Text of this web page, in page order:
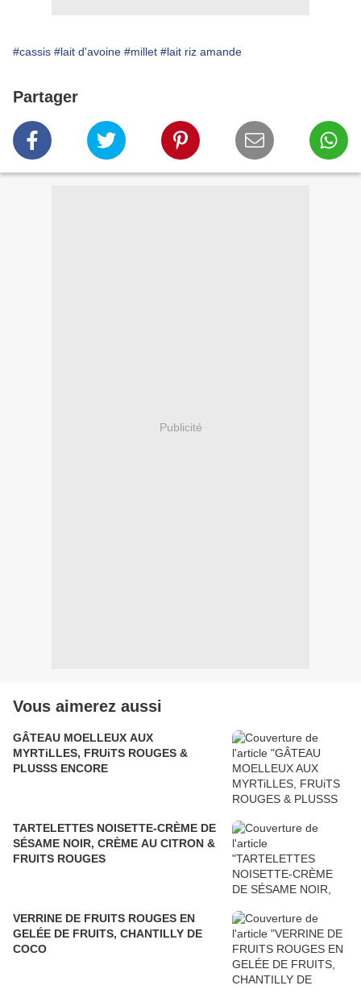
#cassis #lait d'avoine #millet #lait riz amande
Partager
Publicité
Vous aimerez aussi
GÂTEAU MOELLEUX AUX
MYRTiLLES, FRUiTS ROUGES &
PLUSSS ENCORE
TARTELETTES NOISETTE-CRÈME DE
SÉSAME NOIR, CRÈME AU CITRON &
FRUITS ROUGES
VERRINE DE FRUITS ROUGES EN
GELÉE DE FRUITS, CHANTILLY DE
COCO